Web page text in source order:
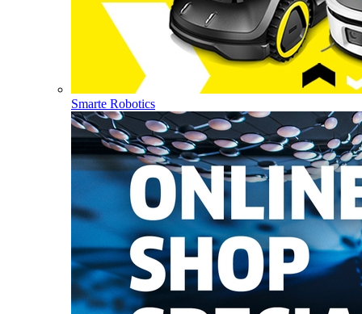
Smarte Robotics